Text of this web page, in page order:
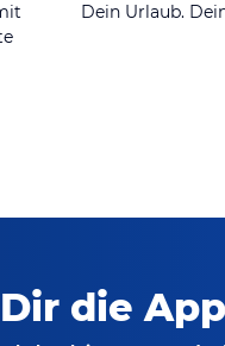
Dein Urlaub.
die